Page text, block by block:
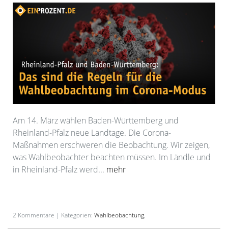
Am 14. März wählen Baden-Württemberg und
Rheinland-Pfalz neue Landtage. Die Corona-
Maßnahmen erschweren die Beobachtung. Wir zeigen,
was Wahlbeobachter beachten müssen. Im Ländle und
in Rheinland-Pfalz werd... mehr
2 Kommentare | Kategorien: Wahlbeobachtung,